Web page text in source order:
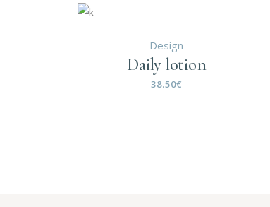
Design
Daily lotion
38.50€